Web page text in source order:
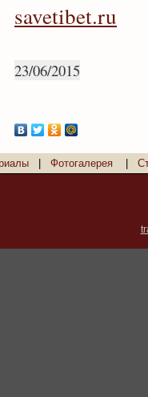
savetibet.ru
23/06/2015
Фотогалерея